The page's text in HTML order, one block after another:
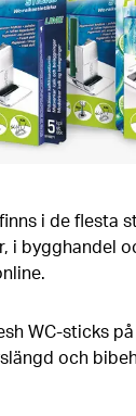
i de flesta
i bygghandel
WC-sticks
och